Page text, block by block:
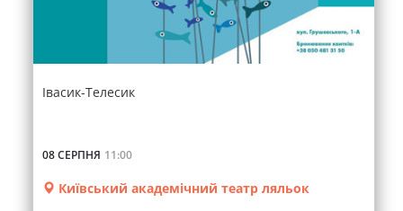
Івасик-Телесик
08 СЕРПНЯ 11:00
Київський академічний театр ляльок